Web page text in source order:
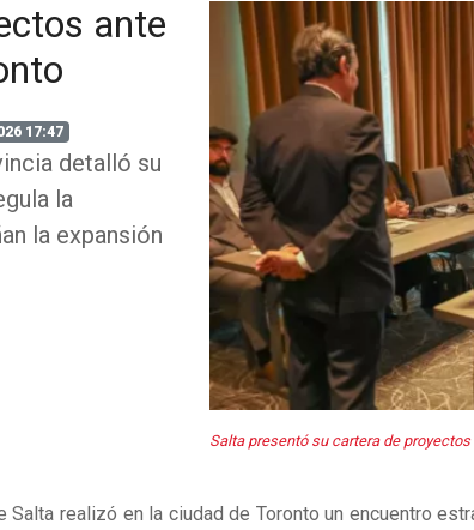
ante
17:47
detalló su
la
la expansión
Salta presentó su cartera de
Salta realizó en la ciudad de Toronto un encuentro